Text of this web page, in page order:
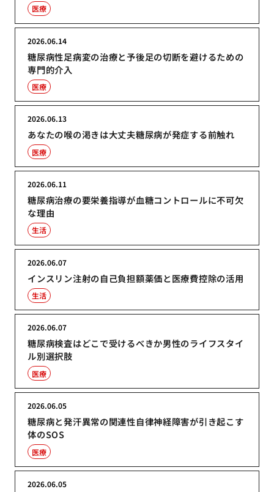
医療
糖尿病性足病変の治療と予後足の切断を避けるための
専門的介入
2026.06.14
医療
あなたの喉の渇きは大丈夫糖尿病が発症する前触れ
2026.06.13
医療
糖尿病治療の要栄養指導が血糖コントロールに不可欠
な理由
2026.06.11
生活
インスリン注射の自己負担額薬価と医療費控除の活用
2026.06.07
生活
糖尿病検査はどこで受けるべきか男性のライフスタイ
ル別選択肢
2026.06.07
医療
糖尿病と発汗異常の関連性自律神経障害が引き起こす
体のSOS
2026.06.05
医療
2026.06.05